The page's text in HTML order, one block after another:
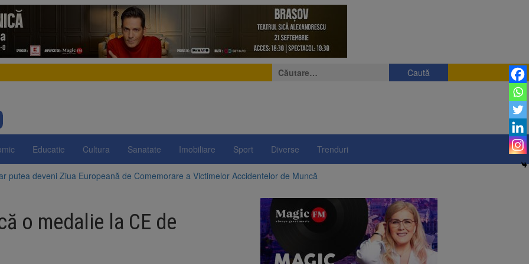
Caută
după:
Educatie Cultura Sanatate Imobiliare Sport Diverse Trenduri
putea deveni Ziua Europeană de Comemorare a Victimelor Accidentelor de Muncă
la apelul pentru reducerea consumului de energie. Nivelul Dunării a început să crească
Română pentru Iluminat cere reducerea luminii pe timpul nopții, nu oprirea iluminatului public
o medalie la CE de